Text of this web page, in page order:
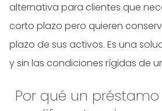
alternativa para clientes que
corto plazo pero quieren
plazo de sus activos. Es una
y sin las condiciones rígidas de
Por qué un